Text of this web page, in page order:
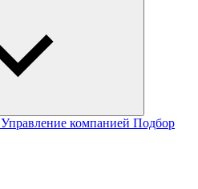
Управление компанией Подбор